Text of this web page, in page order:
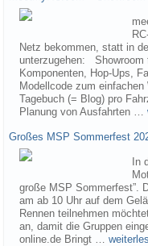
Netz bekommen, statt in
unterzugehen: Showroom
Komponenten, Hop-Ups,
Modellcode zum
Tagebuch (= Blog) pro
Planung von Ausfahrten …
Großes MSP Sommerfest
In
große MSP Sommerfest”.
am ab 10 Uhr auf dem
Rennen teilnehmen
an, damit die Gruppen
online.de Bringt …